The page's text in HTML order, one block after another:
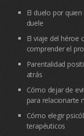
El duelo por
duele
El viaje del héroe
comprender el
Parentalidad
atrás
Cómo dejar de
para relacionarte
Cómo elegir
terapéuticos